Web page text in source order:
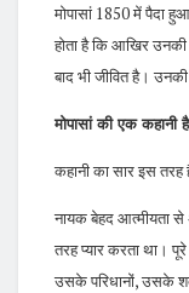
मोपासां 1850 में पैदा
होता है कि आखिर
बाद भी जीवित है।
मोपासां की एक कहानी
कहानी का सार इस तरह
नायक बेहद आत्मीयता से
तरह प्यार करता था।
उसके परिधानों, उसके